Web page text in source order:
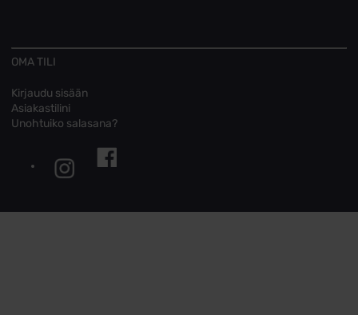
OMA TILI
Kirjaudu sisään
Asiakastilini
Unohtuiko salasana?